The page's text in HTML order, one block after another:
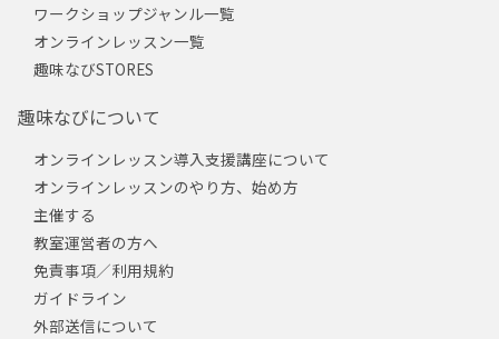
ワークショップジャンル一覧
オンラインレッスン一覧
趣味なびSTORES
趣味なびについて
オンラインレッスン導入支援講座について
オンラインレッスンのやり方、始め方
主催する
教室運営者の方へ
免責事項／利用規約
ガイドライン
外部送信について